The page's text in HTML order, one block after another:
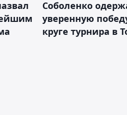
Соболенко
уверенную
круге турнира в